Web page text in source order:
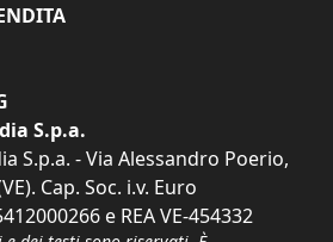
S.p.a.
S.p.a. - Via Alessandro Poerio,
Cap. Soc. i.v. Euro
e REA VE-454332